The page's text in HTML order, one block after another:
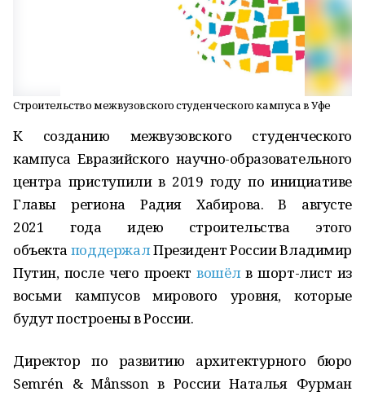
Строительство межвузовского студенческого кампуса в Уфе
К созданию межвузовского студенческого
кампуса Евразийского научно-образовательного
центра приступили в 2019 году по инициативе
Главы региона Радия Хабирова. В августе
2021 года идею строительства этого
объекта поддержалПрезидент России Владимир
Путин, после чего проектвошёлв шорт-лист из
восьми кампусов мирового уровня, которые
будут построены в России.
Директор по развитию архитектурного бюро
Semrén & Månsson в России Наталья Фурман